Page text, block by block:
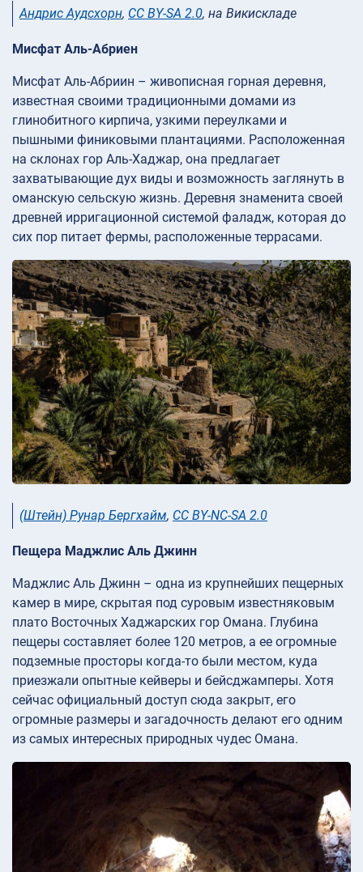
Андрис Аудсхорн, CC BY-SA 2.0, на Викискладе
Мисфат Аль-Абриен
Мисфат Аль-Абриин – живописная горная деревня,
известная своими традиционными домами из
глинобитного кирпича, узкими переулками и
пышными финиковыми плантациями. Расположенная
на склонах гор Аль-Хаджар, она предлагает
захватывающие дух виды и возможность заглянуть в
оманскую сельскую жизнь. Деревня знаменита своей
древней ирригационной системой фаладж, которая до
сих пор питает фермы, расположенные террасами.
(Штейн) Рунар Бергхайм, CC BY-NC-SA 2.0
Пещера Маджлис Аль Джинн
Маджлис Аль Джинн – одна из крупнейших пещерных
камер в мире, скрытая под суровым известняковым
плато Восточных Хаджарских гор Омана. Глубина
пещеры составляет более 120 метров, а ее огромные
подземные просторы когда-то были местом, куда
приезжали опытные кейверы и бейсджамперы. Хотя
сейчас официальный доступ сюда закрыт, его
огромные размеры и загадочность делают его одним
из самых интересных природных чудес Омана.